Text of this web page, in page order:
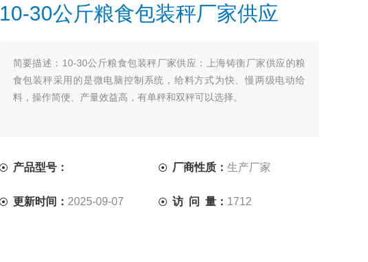
10-30公斤粮食包装秤厂家供应
简要描述： 10-30公斤粮食包装秤厂家供应：上海铸衡厂家供应的粮
食包装秤采用的是微电脑控制系统，给料方式为快、慢两级电动给
料，操作简便、产量效益高，有单秤和双秤可以选择。
产品型号： 厂商性质：生产厂家
更新时间： 2025-09-07 访 问 量： 1712